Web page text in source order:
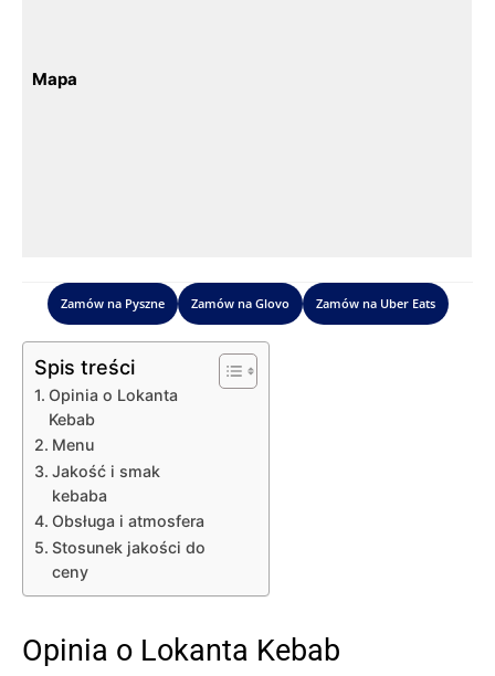
Mapa
Zamów na Pyszne Zamów na Glovo Zamów na Uber Eats
Spis treści
Opinia o Lokanta
Kebab
Menu
Jakość i smak
kebaba
Obsługa i atmosfera
Stosunek jakości do
ceny
Opinia o Lokanta Kebab